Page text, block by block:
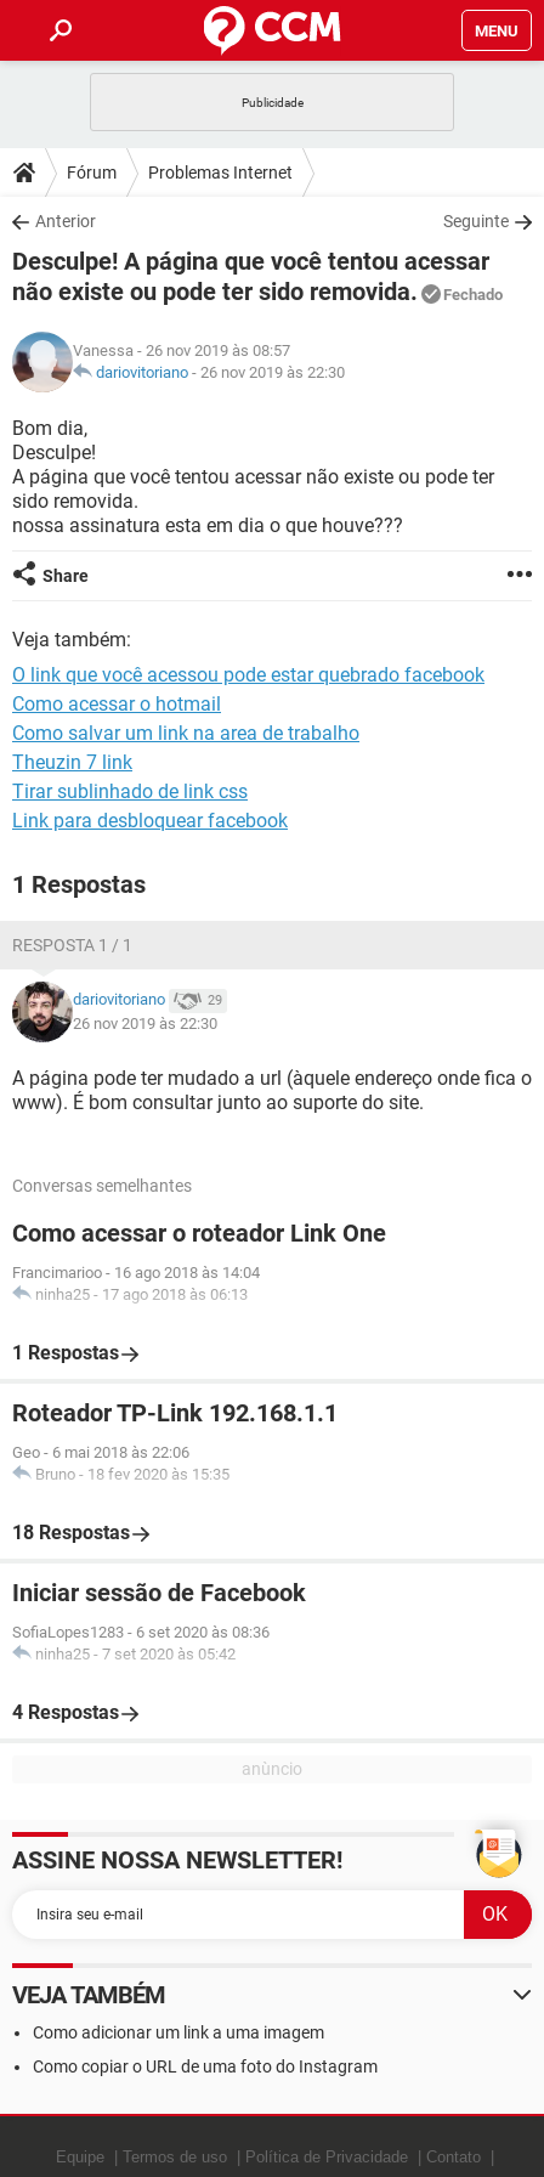
MENU
CELULAR FACEBOOK
OUTLOOK
INSTAGRAM GMAIL
GUIA DE COMPRAS
DICAS
JOGOS WHATSAPP
OUTLOOK EXCEL
GUIA DE COMPRAS
DOWNLOADS
JOGOS WHATSAPP
CELULAR FACEBOOK
OUTLOOK
INSTAGRAM
GUIA DE COMPRAS
FÓRUM
CELULAR FACEBOOK
INSTAGRAM
GUIA DE COMPRAS
GLOSSÁRIO
JOGOS
CELULAR
OUTLOOK EXCEL
INSTAGRAM
Fórum Problemas Internet
Anterior Seguinte
Desculpe! A página que você tentou acessar
não existe ou pode ter sido removida.
Fechado
Vanessa - 26 nov 2019 às 08:57
dariovitoriano - 26 nov 2019 às 22:30
Bom dia,
Desculpe!
A página que você tentou acessar não existe ou pode ter
sido removida.
nossa assinatura esta em dia o que houve???
Share
Veja também:
O link que você acessou pode estar quebrado facebook
Como acessar o hotmail
Como salvar um link na area de trabalho
Theuzin 7 link
Tirar sublinhado de link css
Link para desbloquear facebook
1 Respostas
RESPOSTA 1 / 1
dariovitoriano 29
26 nov 2019 às 22:30
A página pode ter mudado a url (àquele endereço onde fica o
www). É bom consultar junto ao suporte do site.
Conversas semelhantes
Como acessar o roteador Link One
Francimarioo - 16 ago 2018 às 14:04
ninha25 - 17 ago 2018 às 06:13
1 Respostas
Roteador TP-Link 192.168.1.1
Geo - 6 mai 2018 às 22:06
Bruno - 18 fev 2020 às 15:35
18 Respostas
Iniciar sessão de Facebook
SofiaLopes1283 - 6 set 2020 às 08:36
ninha25 - 7 set 2020 às 05:42
4 Respostas
ASSINE NOSSA NEWSLETTER!
VEJA TAMBÉM
Como adicionar um link a uma imagem
Como copiar o URL de uma foto do Instagram
Equipe Termos de uso Política de Privacidade Contato